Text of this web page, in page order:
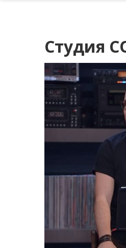
Студия